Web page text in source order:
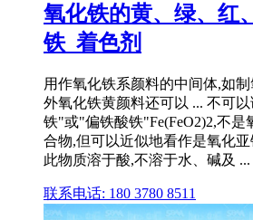
氧化铁的黄、绿、红
铁_着色剂
用作氧化铁系颜料的中间体,如
外氧化铁黄颜料还可以 ... 不可
铁"或"偏铁酸铁"Fe(FeO2)2,不是
合物,但可以近似地看作是氧化亚
此物质溶于酸,不溶于水、碱及 ...
联系电话: 180 3780 8511